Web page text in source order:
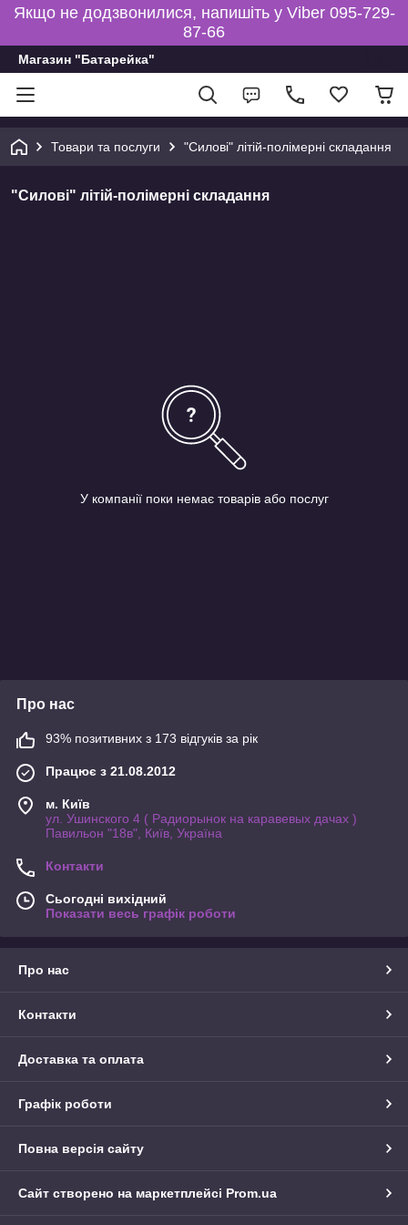
Якщо не додзвонилися, напишіть у Viber 095-729-
87-66
Магазин "Батарейка"
Товари та послуги "Силові" літій-полімерні складання
"Силові" літій-полімерні складання
У компанії поки немає товарів або послуг
Про нас
93% позитивних з 173 відгуків за рік
Працює з 21.08.2012
м. Київ
ул. Ушинского 4 ( Радиорынок на каравевых дачах )
Павильон "18в", Київ, Україна
Контакти
Сьогодні вихідний
Показати весь графік роботи
Про нас
Контакти
Доставка та оплата
Графік роботи
Повна версія сайту
Сайт створено на маркетплейсі Prom.ua